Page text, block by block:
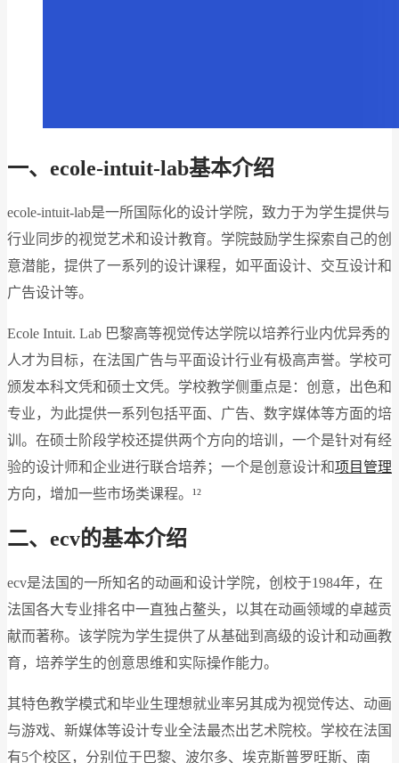
一、ecole-intuit-lab基本介绍
ecole-intuit-lab是一所国际化的设计学院，致力于为学生提供与
行业同步的视觉艺术和设计教育。学院鼓励学生探索自己的创
意潜能，提供了一系列的设计课程，如平面设计、交互设计和
广告设计等。
Ecole Intuit. Lab 巴黎高等视觉传达学院以培养行业内优异秀的
人才为目标，在法国广告与平面设计行业有极高声誉。学校可
颁发本科文凭和硕士文凭。学校教学侧重点是：创意，出色和
专业，为此提供一系列包括平面、广告、数字媒体等方面的培
训。在硕士阶段学校还提供两个方向的培训，一个是针对有经
验的设计师和企业进行联合培养；一个是创意设计和项目管理
方向，增加一些市场类课程。¹²
二、ecv的基本介绍
ecv是法国的一所知名的动画和设计学院，创校于1984年，在
法国各大专业排名中一直独占鳌头，以其在动画领域的卓越贡
献而著称。该学院为学生提供了从基础到高级的设计和动画教
育，培养学生的创意思维和实际操作能力。
其特色教学模式和毕业生理想就业率另其成为视觉传达、动画
与游戏、新媒体等设计专业全法最杰出艺术院校。学校在法国
有5个校区，分别位于巴黎、波尔多、埃克斯普罗旺斯、南